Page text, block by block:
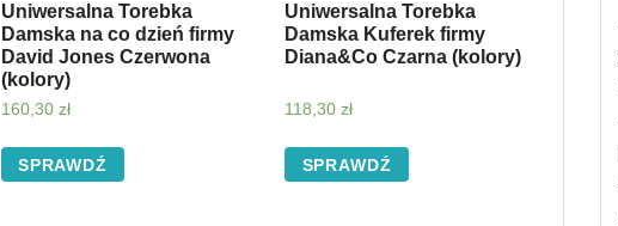
Uniwersalna Torebka
Damska na co dzień firmy
David Jones Czerwona
(kolory)
160,30 zł
SPRAWDŹ
Uniwersalna Torebka
Damska Kuferek firmy
Diana&Co Czarna (kolory)
118,30zł
SPRAWDŹ